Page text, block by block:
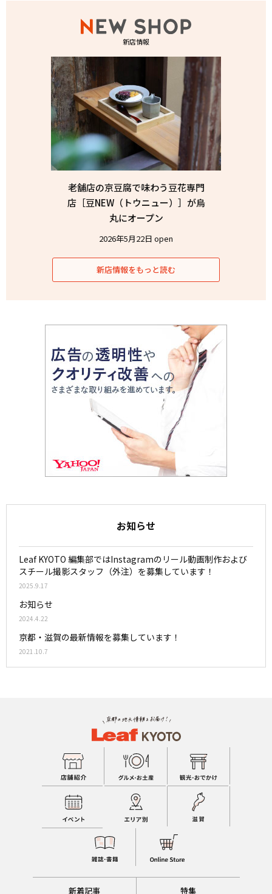
新店情報
老舗店の京豆腐で味わう豆花専門
店［豆NEW（トウニュー）］が烏
丸にオープン
2026年5月22日 open
新店情報をもっと読む
お知らせ
Leaf KYOTO 編集部ではInstagramのリール動画制作および
スチール撮影スタッフ（外注）を募集しています！
2025.9.17
お知らせ
2024.4.22
京都・滋賀の最新情報を募集しています！
2021.10.7
新着記事 特集